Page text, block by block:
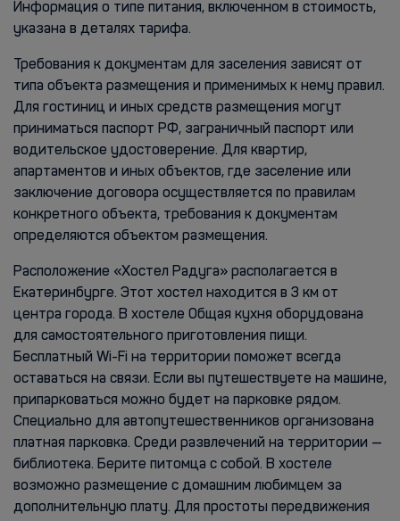
Информация о типе питания, включенном в стоимость,
указана в деталях тарифа.
Требования к документам для заселения зависят от
типа объекта размещения и применимых к нему правил.
Для гостиниц и иных средств размещения могут
приниматься паспорт РФ, заграничный паспорт или
водительское удостоверение. Для квартир,
апартаментов и иных объектов, где заселение или
заключение договора осуществляется по правилам
конкретного объекта, требования к документам
определяются объектом размещения.
Расположение «Хостел Радуга» располагается в
Екатеринбурге. Этот хостел находится в 3 км от
центра города. В хостеле Общая кухня оборудована
для самостоятельного приготовления пищи.
Бесплатный Wi-Fi на территории поможет всегда
оставаться на связи. Если вы путешествуете на машине,
припарковаться можно будет на парковке рядом.
Специально для автопутешественников организована
платная парковка. Среди развлечений на территории —
библиотека. Берите питомца с собой. В хостеле
возможно размещение с домашним любимцем за
дополнительную плату. Для простоты передвижения